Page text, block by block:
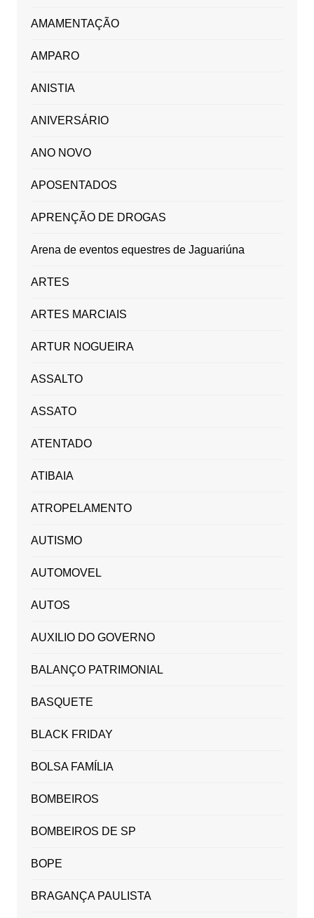
AMAMENTAÇÃO
AMPARO
ANISTIA
ANIVERSÁRIO
ANO NOVO
APOSENTADOS
APRENÇÃO DE DROGAS
Arena de eventos equestres de Jaguariúna
ARTES
ARTES MARCIAIS
ARTUR NOGUEIRA
ASSALTO
ASSATO
ATENTADO
ATIBAIA
ATROPELAMENTO
AUTISMO
AUTOMOVEL
AUTOS
AUXILIO DO GOVERNO
BALANÇO PATRIMONIAL
BASQUETE
BLACK FRIDAY
BOLSA FAMÍLIA
BOMBEIROS
BOMBEIROS DE SP
BOPE
BRAGANÇA PAULISTA